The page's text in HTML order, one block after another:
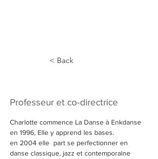
< Back
Professeur et co-directrice
Charlotte commence La Danse à Enkdanse
en 1996, Elle y apprend les bases.
en 2004 elle  part se perfectionner en
danse classique, jazz et contemporaine